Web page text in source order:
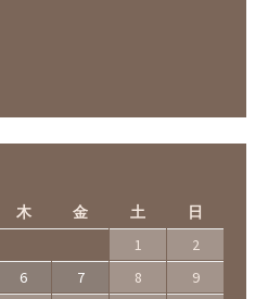
木 金 土 日
1
2
6 7 8
9